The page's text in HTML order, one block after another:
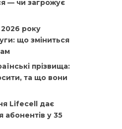
— чи загрожує
2026 року
що зміниться
прізвища:
та що вони
Lifecell дає
абонентів у 35